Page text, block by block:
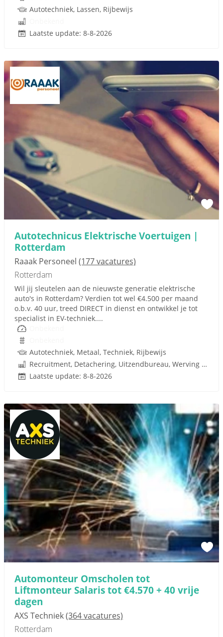
Autotechniek, Lassen, Rijbewijs
Laatste update: 8-8-2026
Autotechnicus Elektrische Voertuigen |
Rotterdam
Raaak Personeel (177 vacatures)
Rotterdam
Wil jij sleutelen aan de nieuwste generatie elektrische
auto's in Rotterdam? Verdien tot wel €4.500 per maand
o.b.v. 40 uur, treed DIRECT in dienst en ontwikkel je tot
specialist in EV-techniek....
Autotechniek, Metaal, Techniek, Rijbewijs
Recruitment, Detachering, Uitzendbureau, Werving en Selectie
Laatste update: 8-8-2026
Automonteur Omscholen tot
Liftmonteur Salaris tot €4.570 + 40 vrije
dagen
AXS Techniek(364 vacatures)
Rotterdam